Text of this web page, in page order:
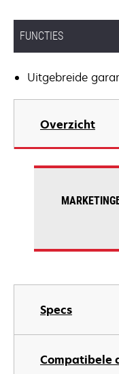
FUNCTIES
Uitgebreide
Overzicht
Specs
Compatibele